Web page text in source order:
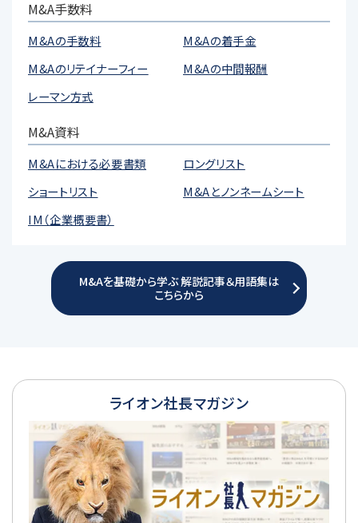
M&A手数料
M&Aの手数料
M&Aの着手金
M&Aのリテイナーフィー
M&Aの中間報酬
レーマン方式
M&A資料
M&Aにおける必要書類
ロングリスト
ショートリスト
M&Aとノンネームシート
IM（企業概要書）
M&Aを基礎から学ぶ 解説記事＆用語集は
こちらから
ライオン社長マガジン